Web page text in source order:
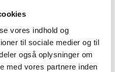
vores indhold og
til sociale medier og til
også oplysninger om
med vores partnere inden
medietemaet tillige gerne
i de resterende af